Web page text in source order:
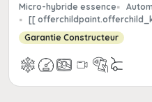
Micro-hybride essence
[[
Garantie Constructeur